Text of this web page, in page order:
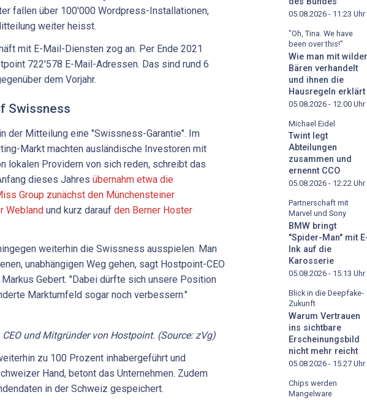
fallen über 100'000 Wordpress-Installationen,
weiter heisst.
mit E-Mail-Diensten zog an. Per Ende 2021
722'578 E-Mail-Adressen. Das sind rund 6
dem Vorjahr.
Swissness
der Mitteilung eine "Swissness-Garantie". Im
Markt machten ausländische Investoren mit
lokalen Providern von sich reden, schreibt das
dieses Jahres übernahm etwa die
Group zunächst den Münchensteiner
Webland und kurz darauf den Berner Hoster
weiterhin die Swissness ausspielen. Man
unabhängigen Weg gehen, sagt Hostpoint-CEO
Gebert. "Dabei dürfte sich unsere Position
Marktumfeld sogar noch verbessern."
CEO und Mitgründer von Hostpoint. (Source: zVg)
zu 100 Prozent inhabergeführt und
Hand, betont das Unternehmen. Zudem
in der Schweiz gespeichert.
05.08.2026 - 11:23 Uhr
"Oh, Tina. We have
been over this!"
Wie man mit
Bären verhandelt
und ihnen die
Hausregeln erklärt
05.08.2026 - 12:00 Uhr
Michael Eidel
Twint legt
Abteilungen
zusammen und
ernennt CCO
05.08.2026 - 12:22 Uhr
Partnerschaft mit
Marvel und Sony
BMW bringt
"Spider-Man" mit
Ink auf die
Karosserie
05.08.2026 - 15:13 Uhr
Blick in die Deepfake-
Zukunft
Warum Vertrauen
ins sichtbare
Erscheinungsbild
nicht mehr reicht
05.08.2026 - 15:27 Uhr
Chips werden
Mangelware